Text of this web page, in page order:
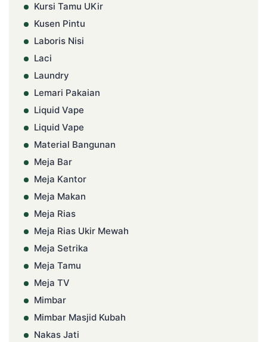
Kursi Tamu UKir
Kusen Pintu
Laboris Nisi
Laci
Laundry
Lemari Pakaian
Liquid Vape
Liquid Vape
Material Bangunan
Meja Bar
Meja Kantor
Meja Makan
Meja Rias
Meja Rias Ukir Mewah
Meja Setrika
Meja Tamu
Meja TV
Mimbar
Mimbar Masjid Kubah
Nakas Jati